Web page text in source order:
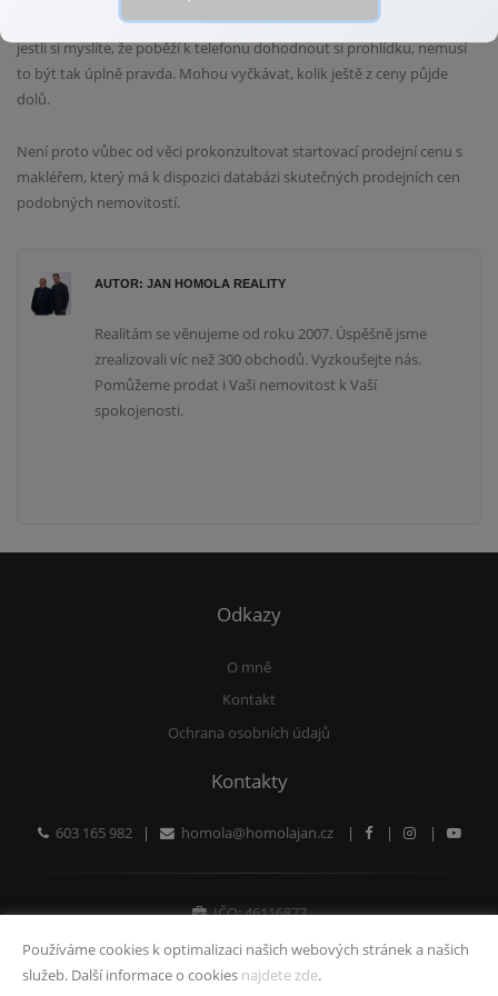
nemovitost zapamatují. Stejně rychle zareagují i na změnu její ceny. Ale
jestli si myslíte, že poběží k telefonu dohodnout si prohlídku, nemusí
to být tak úplně pravda. Mohou vyčkávat, kolik ještě z ceny půjde
dolů.
Není proto vůbec od věci prokonzultovat startovací prodejní cenu s
makléřem, který má k dispozici databázi skutečných prodejních cen
podobných nemovitostí.
AUTOR: JAN HOMOLA REALITY
Realitám se věnujeme od roku 2007. Úspěšně jsme
zrealizovali víc než 300 obchodů. Vyzkoušejte nás.
Pomůžeme prodat i Vaši nemovitost k Vaší
spokojenosti.
Odkazy
O mně
Kontakt
Ochrana osobních údajů
Kontakty
603 165 982| homola@homolajan.cz| | |
IČO: 46116877
Používáme cookies k optimalizaci našich webových stránek a našich
služeb. Další informace o cookies najdete zde.